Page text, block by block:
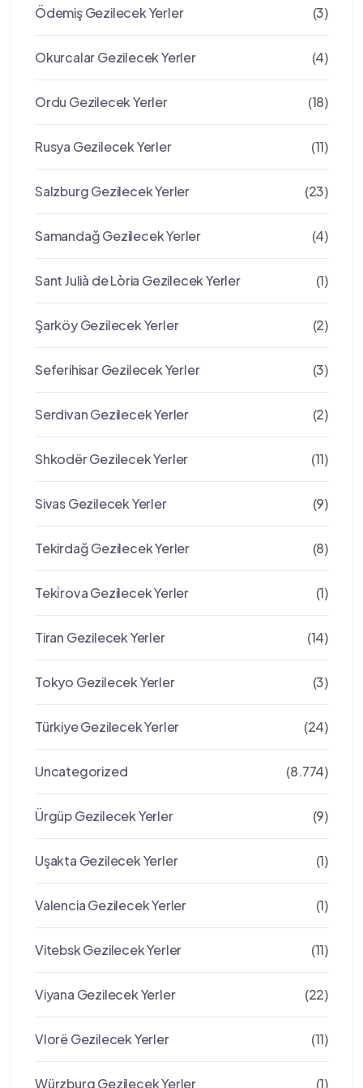
Ödemiş Gezilecek Yerler (3)
Okurcalar Gezilecek Yerler (4)
Ordu Gezilecek Yerler (18)
Rusya Gezilecek Yerler (11)
Salzburg Gezilecek Yerler (23)
Samandağ Gezilecek Yerler (4)
Sant Julià de Lòria Gezilecek Yerler (1)
Şarköy Gezilecek Yerler (2)
Seferihisar Gezilecek Yerler (3)
Serdivan Gezilecek Yerler (2)
Shkodër Gezilecek Yerler (11)
Sivas Gezilecek Yerler (9)
Tekirdağ Gezilecek Yerler (8)
Teki̇rova Gezilecek Yerler (1)
Tiran Gezilecek Yerler (14)
Tokyo Gezilecek Yerler (3)
Türkiye Gezilecek Yerler (24)
Uncategorized (8.774)
Ürgüp Gezilecek Yerler (9)
Uşakta Gezilecek Yerler (1)
Valencia Gezilecek Yerler (1)
Vitebsk Gezilecek Yerler (11)
Viyana Gezilecek Yerler (22)
Vlorë Gezilecek Yerler (11)
Würzburg Gezilecek Yerler (1)